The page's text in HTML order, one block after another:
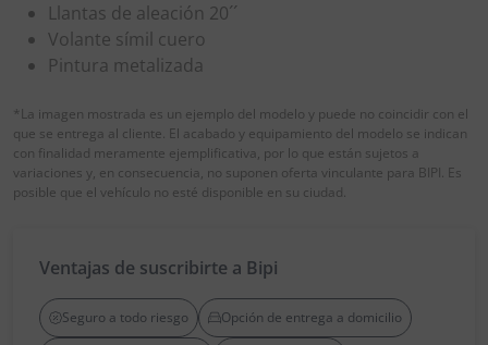
Llantas de aleación 20´´
Volante símil cuero
Pintura metalizada
*La imagen mostrada es un ejemplo del modelo y puede no coincidir con el
que se entrega al cliente. El acabado y equipamiento del modelo se indican
con finalidad meramente ejemplificativa, por lo que están sujetos a
variaciones y, en consecuencia, no suponen oferta vinculante para BIPI. Es
posible que el vehículo no esté disponible en su ciudad.
Ventajas de suscribirte a Bipi
Seguro a todo riesgo Opción de entrega a domicilio